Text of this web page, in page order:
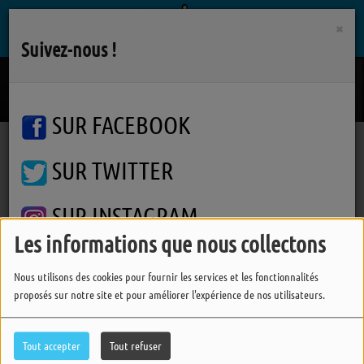
Les informations que nous collectons
Nous utilisons des cookies pour fournir les services et les fonctionnalités
proposés sur notre site et pour améliorer l'expérience de nos utilisateurs.
Tout accepter Tout refuser
Podcasts Matinale Alexis Desseaux
Alexis Desseaux
×
Suivez-nous !
SUR FACEBOOK
SUR TWITTER
SUR INSTAGRAM
FERMER